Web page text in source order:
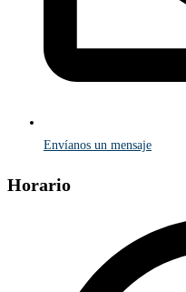
Envíanos un mensaje
Horario